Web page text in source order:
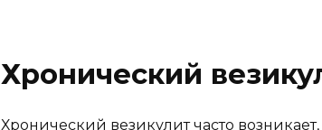
Хронический
Хронический везикулит часто